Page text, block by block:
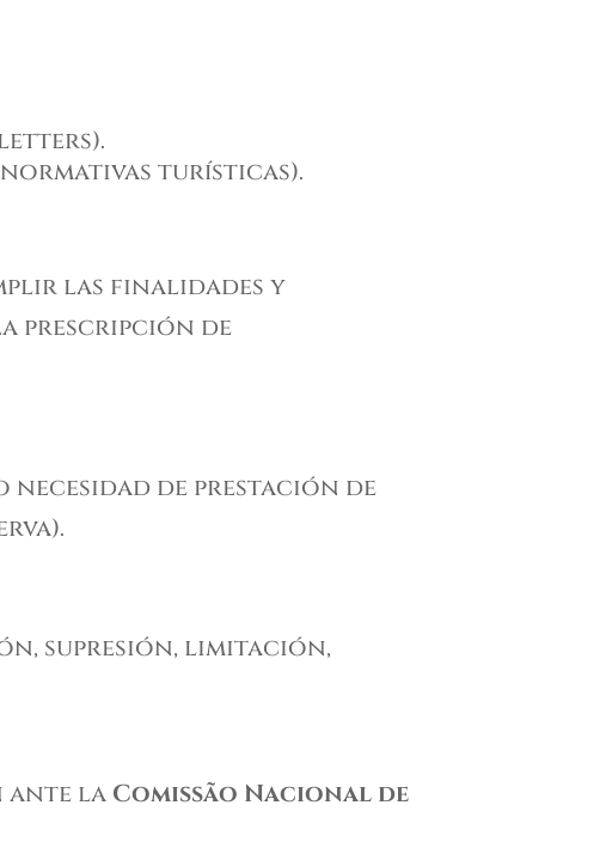
turísticas).
las finalidades y
prescripción de
de prestación de
supresión, limitación,
ante la Comissão Nacional de